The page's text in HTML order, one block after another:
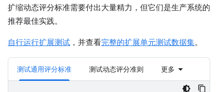
扩缩动态评分标准需要付出大量精力，但它们是生产系统的
推荐最佳实践。
自行运行扩展测试 ，并查看完整的扩展单元测试数据集。
测试通用评分标准 测试动态评分准则 更多